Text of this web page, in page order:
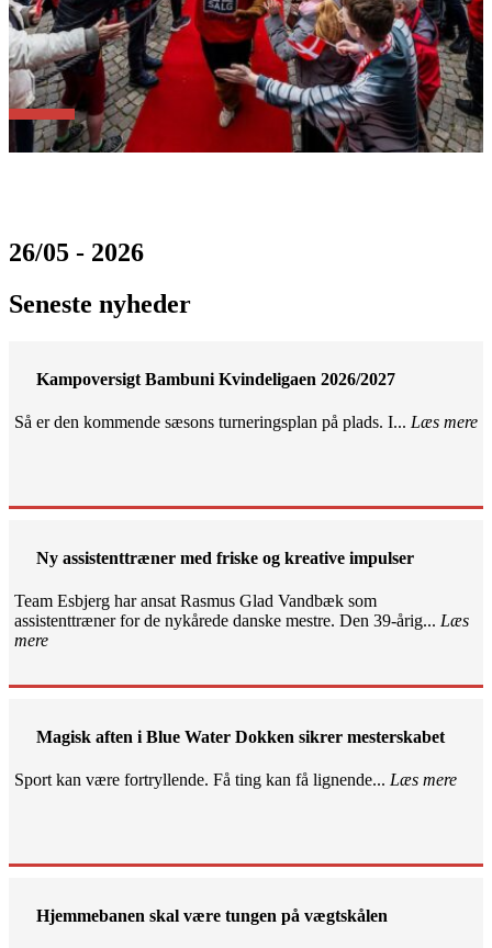
26/05 - 2026
Seneste nyheder
Kampoversigt Bambuni Kvindeligaen 2026/2027
Så er den kommende sæsons turneringsplan på plads. I... Læs mere
Ny assistenttræner med friske og kreative impulser
Team Esbjerg har ansat Rasmus Glad Vandbæk som
assistenttræner for de nykårede danske mestre. Den 39-årig... Læs
mere
Magisk aften i Blue Water Dokken sikrer mesterskabet
Sport kan være fortryllende. Få ting kan få lignende... Læs mere
Hjemmebanen skal være tungen på vægtskålen